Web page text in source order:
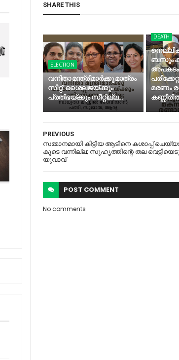
SHARE THIS
ELECTION
വനിതാ മന്ത്രിമാർക്കു മാത്രം
സീറ്റ്; ശൈലജയ്ക്കും
പ്രതിഭയ്ക്കും സീറ്റില്ല...
DEATH
ബസും
മരണം
PREVIOUS
സമ്മാനമായി കിട്ടിയ ആടിനെ കശാപ്പ്
കൂടെ വന്നില്ല; സുഹൃത്തിന്റെ തല
യുവാവ്
POST COMMENT
No comments